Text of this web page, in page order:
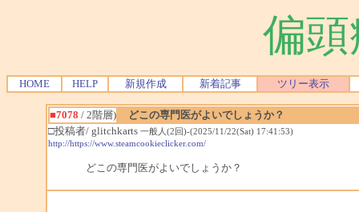
偏
HOME HELP 新規作成 新着記事 ツリー表示
■7078 / 2階層)
どこの専門医がよいでしょうか？
□投稿者/ glitchkarts 一般人(2回)-(2025/11/22(Sat) 17:41:53)
http://https://www.steamcookieclicker.com/
どこの専門医がよいでしょうか？